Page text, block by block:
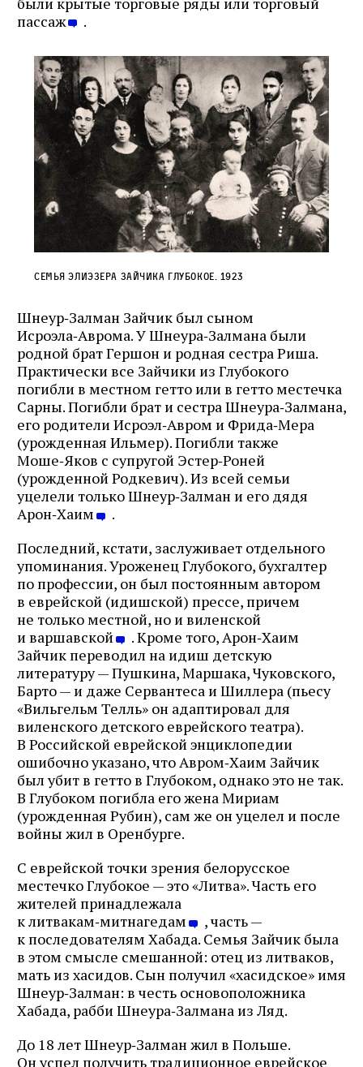
пассаж
.
Cемья Элиэзера Зайчика Глубокое. 1923
Шнеур‑Залман Зайчик был сыном
Исроэла‑Аврома. У Шнеура‑Залмана были
родной брат Гершон и родная сестра Риша.
Практически все Зайчики из Глубокого
погибли в местном гетто или в гетто местечка
Сарны. Погибли брат и сестра Шнеура‑Залмана,
его родители Исроэл‑Авром и Фрида‑Мера
(урожденная Ильмер). Погибли также
Моше‑Яков с супругой Эстер‑Роней
(урожденной Родкевич). Из всей семьи
уцелели только Шнеур‑Залман и его дядя
Арон‑Хаим
.
Последний, кстати, заслуживает отдельного
упоминания. Уроженец Глубокого, бухгалтер
по профессии, он был постоянным автором
в еврейской (идишской) прессе, причем
не только местной, но и виленской
и варшавской
. Кроме того, Арон‑Хаим
Зайчик переводил на идиш детскую
литературу — Пушкина, Маршака, Чуковского,
Барто — и даже Сервантеса и Шиллера (пьесу
«Вильгельм Телль» он адаптировал для
виленского детского еврейского театра).
В Российской еврейской энциклопедии
ошибочно указано, что Авром‑Хаим Зайчик
был убит в гетто в Глубоком, однако это не так.
В Глубоком погибла его жена Мириам
(урожденная Рубин), сам же он уцелел и после
войны жил в Оренбурге.
С еврейской точки зрения белорусское
местечко Глубокое — это «Литва». Часть его
жителей принадлежала
к литвакам‑митнагедам
, часть —
к последователям Хабада. Семья Зайчик была
в этом смысле смешанной: отец из литваков,
мать из хасидов. Сын получил «хасидское» имя
Шнеур‑Залман: в честь основоположника
Хабада, рабби Шнеура‑Залмана из Ляд.
До 18 лет Шнеур‑Залман жил в Польше.
Он успел получить традиционное еврейское